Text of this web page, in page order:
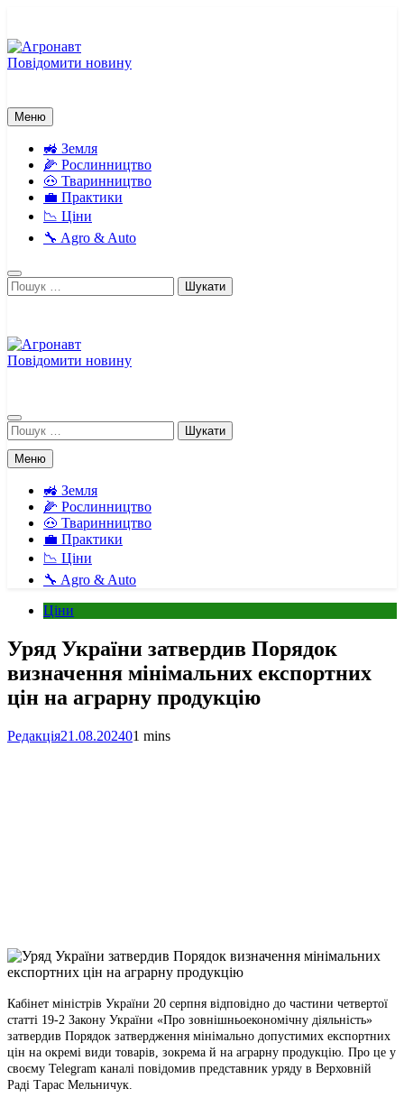
вмісту
Повідомити новину
Меню
🚜 Земля
🌽 Рослинництво
🐽 Тваринництво
💼 Практики
📉 Ціни
🔧 Agro & Auto
Пошук:
Повідомити новину
Пошук:
Меню
🚜 Земля
🌽 Рослинництво
🐽 Тваринництво
💼 Практики
📉 Ціни
🔧 Agro & Auto
Ціни
Уряд України затвердив Порядок
визначення мінімальних експортних
цін на аграрну продукцію
Редакція21.08.202401 mins
Link
Print
Кабінет міністрів України 20 серпня відповідно до частини четвертої
статті 19-2 Закону України «Про зовнішньоекономічну діяльність»
затвердив Порядок затвердження мінімально допустимих експортних
цін на окремі види товарів, зокрема й на аграрну продукцію. Про це у
своєму Telegram каналі повідомив представник уряду в Верховній
Раді Тарас Мельничук.